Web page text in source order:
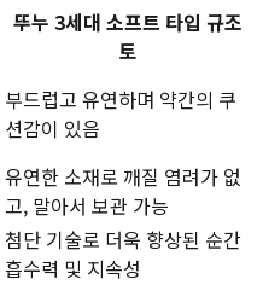
뚜누 3세대 소프트 타입 규조
토
부드럽고 유연하며 약간의 쿠
션감이 있음
유연한 소재로 깨질 염려가 없
고, 말아서 보관 가능
첨단 기술로 더욱 향상된 순간
흡수력 및 지속성